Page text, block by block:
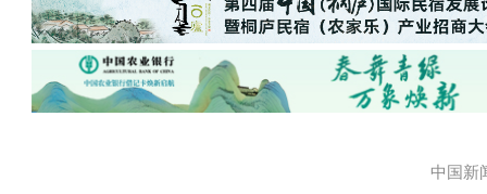
中国新